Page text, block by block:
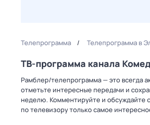
Телепрограмма Телепрограмма в
ТВ-программа канала
Рамблер/телепрограмма — это всегда
отметьте интересные передачи и
неделю. Комментируйте и обсуждайте
по телевизору только самое